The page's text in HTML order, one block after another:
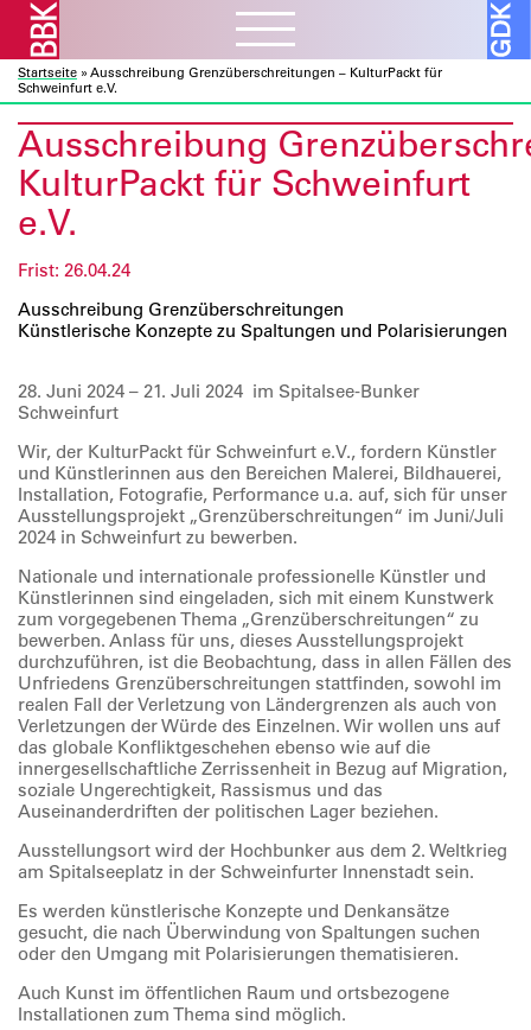
Aktuelles ᐯ
BBK Muc und Obb
BBK Bund und Länder
Ausschreibungen
Atelierbörse
Fortbildung
Ressourcen
Verbandsarbeit ᐯ
Kulturelle Bildung
Kunst und Bauen
Vor- und Nachlässe
Projekte
Förderprogramme
Mitglieder
Beratung
Beitreten
Mitglieder A – Z
Fördermitglieder
Über uns
Verbandsorganisation
Publikationen
Kontakt
Galerie ᐯ
Vorschau
Rückschau
Über die Galerie
Startseite » Ausschreibung Grenzüberschreitungen – KulturPackt für
Schweinfurt e.V.
Ausschreibung
KulturPackt für Schweinfurt
e.V.
Frist: 26.04.24
Ausschreibung Grenzüberschreitungen
Künstlerische Konzepte zu Spaltungen und Polarisierungen
28. Juni 2024 – 21. Juli 2024 im Spitalsee-Bunker
Schweinfurt
Wir, der KulturPackt für Schweinfurt e.V., fordern Künstler
und Künstlerinnen aus den Bereichen Malerei, Bildhauerei,
Installation, Fotografie, Performance u.a. auf, sich für unser
Ausstellungsprojekt „Grenzüberschreitungen“ im Juni/Juli
2024 in Schweinfurt zu bewerben.
Nationale und internationale professionelle Künstler und
Künstlerinnen sind eingeladen, sich mit einem Kunstwerk
zum vorgegebenen Thema „Grenzüberschreitungen“ zu
bewerben. Anlass für uns, dieses Ausstellungsprojekt
durchzuführen, ist die Beobachtung, dass in allen Fällen des
Unfriedens Grenzüberschreitungen stattfinden, sowohl im
realen Fall der Verletzung von Ländergrenzen als auch von
Verletzungen der Würde des Einzelnen. Wir wollen uns auf
das globale Konfliktgeschehen ebenso wie auf die
innergesellschaftliche Zerrissenheit in Bezug auf Migration,
soziale Ungerechtigkeit, Rassismus und das
Auseinanderdriften der politischen Lager beziehen.
Ausstellungsort wird der Hochbunker aus dem 2. Weltkrieg
am Spitalseeplatz in der Schweinfurter Innenstadt sein.
Es werden künstlerische Konzepte und Denkansätze
gesucht, die nach Überwindung von Spaltungen suchen
oder den Umgang mit Polarisierungen thematisieren.
Auch Kunst im öffentlichen Raum und ortsbezogene
Installationen zum Thema sind möglich.